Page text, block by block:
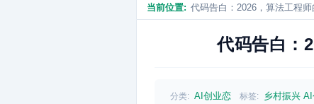
当前位置: 代码告白：2026，算法工程师
代码告白：
分类: AI创业恋 标签: 乡村振兴 AI